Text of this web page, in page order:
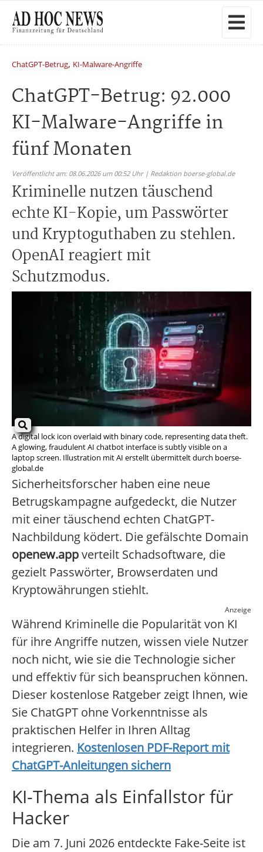
ChatGPT-Betrug, KI-Malware-Angriffe
ChatGPT-Betrug: 92.000
KI-Malware-Angriffe in
fünf Monaten
Veröffentlicht am: 08.06.2026 um 00:52 Uhr | Redaktion boerse-global.de
Kriminelle nutzen täuschend
echte KI-Kopie, um Passwörter
und Kryptoguthaben zu stehlen.
OpenAI reagiert mit
Schutzmodus.
A digital lock icon overlaid with binary code, representing data theft.
A glowing, fraudulent AI chatbot interface is subtly visible on a
laptop screen. Illustration mit AI erstellt übermittelt durch boerse-
global.de
Sicherheitsforscher haben eine neue
Betrugskampagne aufgedeckt, die Nutzer
mit einer täuschend echten ChatGPT-
Nachbildung ködert. Die gefälschte Domain
openew.appverteilt Schadsoftware, die
gezielt Passwörter, Browserdaten und
Kryptowährungen stiehlt.
Anzeige
Während Kriminelle die Popularität von KI
für ihre Angriffe nutzen, wissen viele Nutzer
noch nicht, wie sie die Technologie sicher
und effektiv für sich beanspruchen können.
Dieser kostenlose Ratgeber zeigt Ihnen, wie
Sie ChatGPT ohne Vorkenntnisse als
praktischen Helfer in Ihren Alltag
integrieren. Kostenlosen PDF-Report mit
ChatGPT-Anleitungen sichern
KI-Thema als Einfallstor für
Hacker
Die am 7. Juni 2026 entdeckte Fake-Seite ist